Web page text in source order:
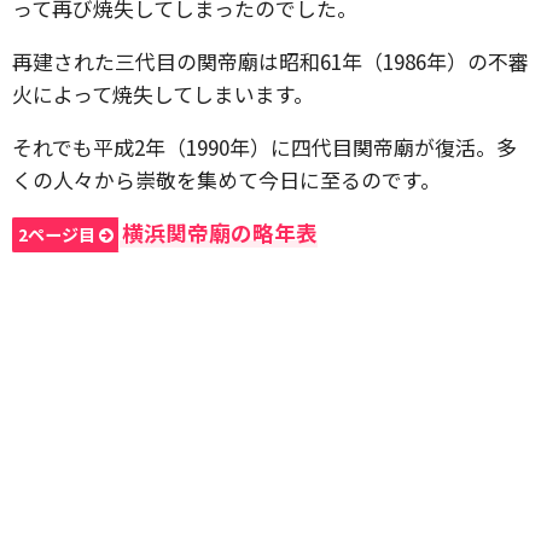
って再び焼失してしまったのでした。
再建された三代目の関帝廟は昭和61年（1986年）の不審
火によって焼失してしまいます。
それでも平成2年（1990年）に四代目関帝廟が復活。多
くの人々から崇敬を集めて今日に至るのです。
2ページ目 横浜関帝廟の略年表